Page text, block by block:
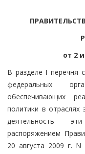
от 2
В разделе I перечня
федеральных
обеспечивающих
политики в отраслях
деятельность
распоряжением
20 августа 2009 г. N